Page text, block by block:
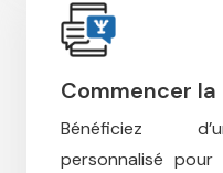
Commencer
Bénéficiez
personnalisé